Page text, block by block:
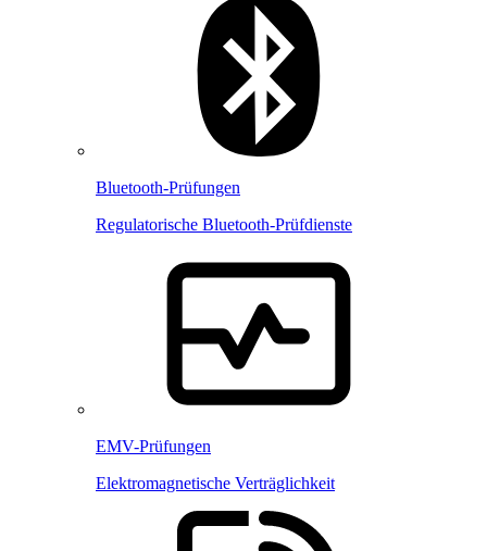
Bluetooth-Prüfungen
Regulatorische Bluetooth-Prüfdienste
EMV-Prüfungen
Elektromagnetische Verträglichkeit